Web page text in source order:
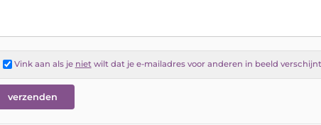
Vink aan als je nietwilt dat je e-mailadres voor anderen in beeld verschijnt